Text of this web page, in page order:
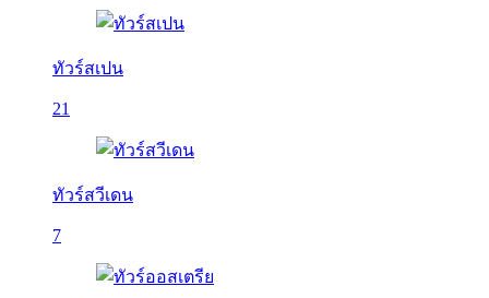
ทัวร์สเปน
21
ทัวร์สวีเดน
7